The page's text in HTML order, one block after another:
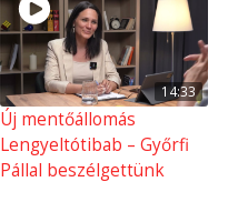
14:33
Új mentőállomás
Lengyeltótibab – Győrfi
Pállal beszélgettünk